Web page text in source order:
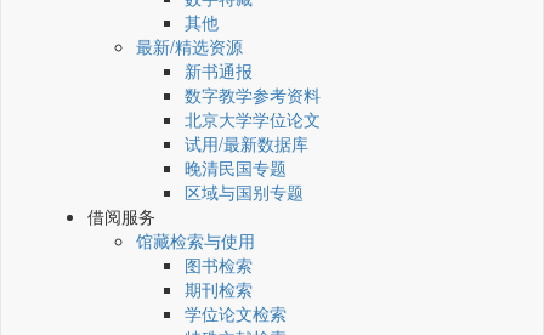
其他
最新/精选资源
新书通报
数字教学参考资料
北京大学学位论文
试用/最新数据库
晚清民国专题
区域与国别专题
借阅服务
馆藏检索与使用
图书检索
期刊检索
学位论文检索